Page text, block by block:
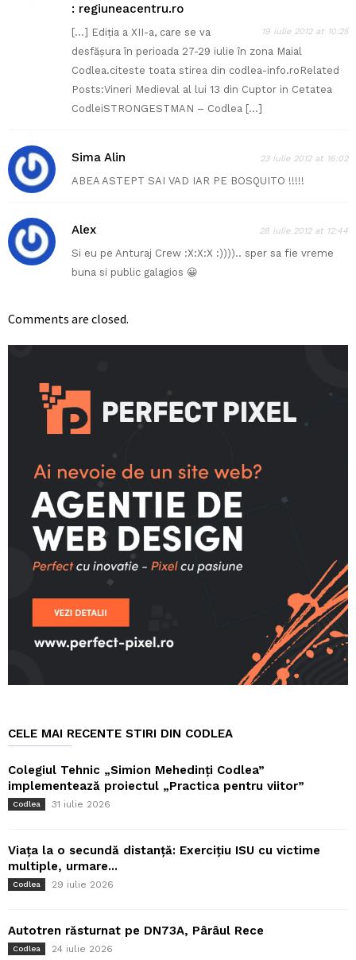
: regiuneacentru.ro
19 iulie 2012 at 10:25
[…] Ediția a XII-a, care se va
desfășura în perioada 27-29 iulie în zona Maial
Codlea.citeste toata stirea din codlea-info.roRelated
Posts:Vineri Medieval al lui 13 din Cuptor in Cetatea
CodleiSTRONGESTMAN – Codlea […]
Sima Alin 23 iulie 2012 at 16:02
ABEA ASTEPT SAI VAD IAR PE BOSQUITO !!!!!
Alex 28 iulie 2012 at 12:44
Si eu pe Anturaj Crew :X:X:X :)))).. sper sa fie vreme
buna si public galagios 😀
Comments are closed.
CELE MAI RECENTE STIRI DIN CODLEA
Colegiul Tehnic „Simion Mehedinți Codlea”
implementează proiectul „Practica pentru viitor”
Codlea 31 iulie 2026
Viața la o secundă distanță: Exercițiu ISU cu victime
multiple, urmare...
Codlea 29 iulie 2026
Autotren răsturnat pe DN73A, Pârâul Rece
Codlea 24 iulie 2026